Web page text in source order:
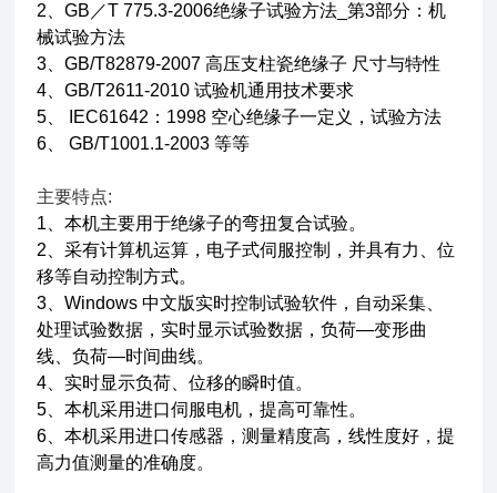
2、GB／T 775.3-2006绝缘子试验方法_第3部分：机
械试验方法
3、GB/T82879-2007 高压支柱瓷绝缘子 尺寸与特性
4、GB/T2611-2010 试验机通用技术要求
5、 IEC61642：1998 空心绝缘子一定义，试验方法
6、 GB/T1001.1-2003 等等
主要特点:
1、本机主要用于绝缘子的弯扭复合试验。
2、采有计算机运算，电子式伺服控制，并具有力、位
移等自动控制方式。
3、Windows 中文版实时控制试验软件，自动采集、
处理试验数据，实时显示试验数据，负荷—变形曲
线、负荷—时间曲线。
4、实时显示负荷、位移的瞬时值。
5、本机采用进口伺服电机，提高可靠性。
6、本机采用进口传感器，测量精度高，线性度好，提
高力值测量的准确度。